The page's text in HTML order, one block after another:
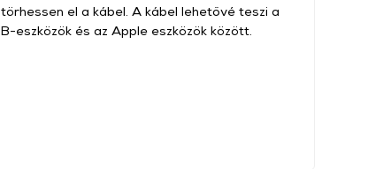
el a kábel. A kábel lehetővé teszi a
eszközök és az Apple eszközök között.